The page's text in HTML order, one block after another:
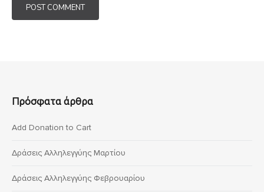
Πρόσφατα άρθρα
Add Donation to Cart
Δράσεις Αλληλεγγύης Μαρτίου
Δράσεις Αλληλεγγύης Φεβρουαρίου